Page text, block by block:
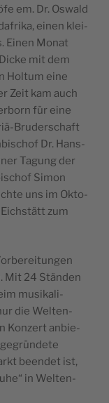
em. Dr. Oswald
einen klei­
Einen Monat
mit dem
Hol­tum eine
Zeit kam auch
für eine
Bru­der­schaft
Dr. Hans-
Tagung der
Simon
uns im Okto­
zum
Mit 24 Stän­den
musi­ka­li­
die Wel­ten­
Kon­zert anbie­
been­det ist,
in Wel­ten­